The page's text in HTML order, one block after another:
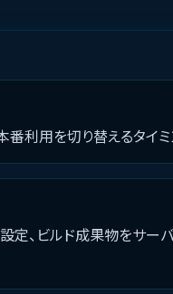
利用を切り替えるタイ
定、ビルド成果物をサー